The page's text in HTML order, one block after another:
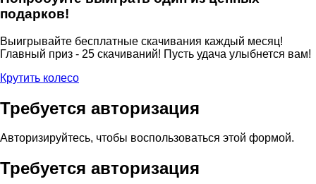
подарков!
Выигрывайте бесплатные скачивания каждый месяц!
Главный приз - 25 скачиваний! Пусть удача улыбнется вам!
Крутить колесо
Требуется авторизация
Авторизируйтесь, чтобы воспользоваться этой формой.
Требуется авторизация